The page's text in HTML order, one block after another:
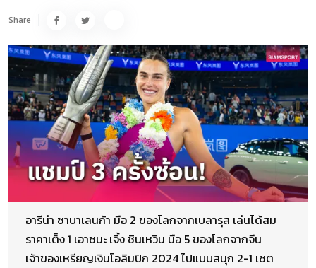
Share
อารีน่า ซาบาเลนก้า มือ 2 ของโลกจากเบลารุส เล่นได้สม
ราคาเต็ง 1 เอาชนะ เจิ้ง ชินเหวิน มือ 5 ของโลกจากจีน
เจ้าของเหรียญเงินโอลิมปิก 2024 ไปแบบสนุก 2-1 เซต